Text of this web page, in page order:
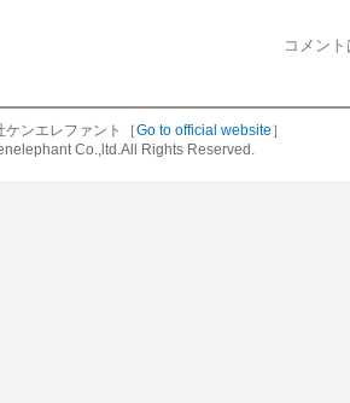
コメン
ンエレファント［Go to official website ］
Co.,ltd.All Rights Reserved.